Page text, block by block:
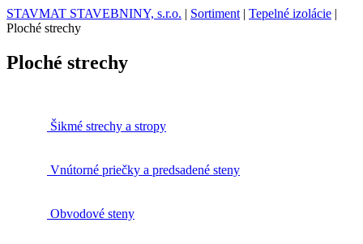
STAVMAT STAVEBNINY, s.r.o. | Sortiment | Tepelné izolácie |
Ploché strechy
Ploché strechy
Šikmé strechy a stropy
Vnútorné priečky a predsadené steny
Obvodové steny